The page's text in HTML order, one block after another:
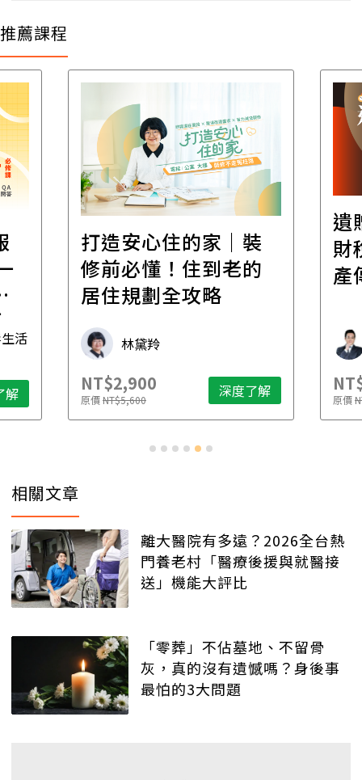
推薦課程
活
解
打造安心住的家｜裝
修前必懂！住到老的
居住規劃全攻略
林黛羚
NT$2,900
原價NT$5,600 深度了解
遺
財
產
原價
相關文章
離大醫院有多遠？2026全台熱
門養老村「醫療後援與就醫接
送」機能大評比
「零葬」不佔墓地、不留骨
灰，真的沒有遺憾嗎？身後事
最怕的3大問題